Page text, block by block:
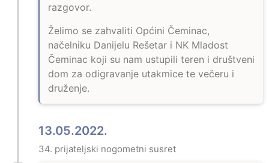
razgovor.
Želimo se zahvaliti Općini Čeminac,
načelniku Danijelu Rešetar i NK Mladost
Čeminac koji su nam ustupili teren i društveni
dom za odigravanje utakmice te večeru i
druženje.
13.05.2022.
34. prijateljski nogometni susret